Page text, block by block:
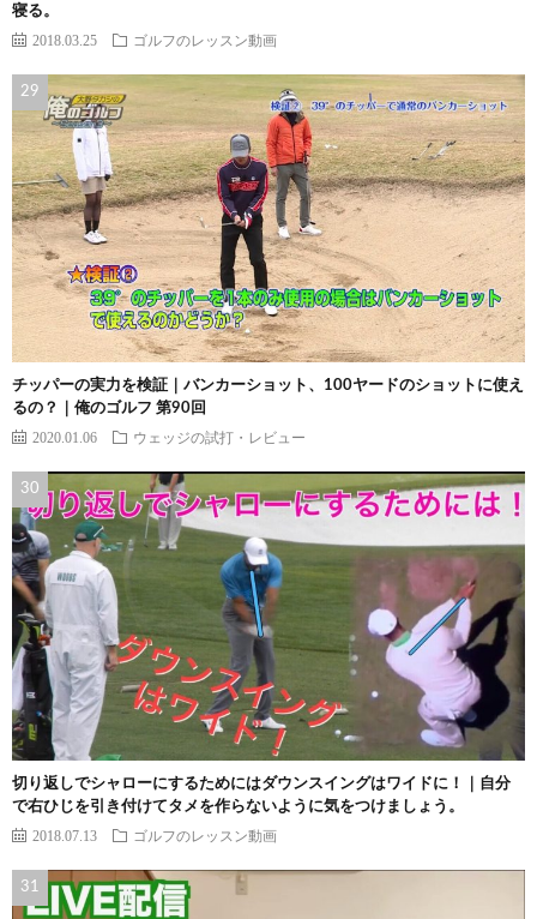
寝る。
2018.03.25 ゴルフのレッスン動画
チッパーの実力を検証｜バンカーショット、100ヤードのショットに使え
るの？｜俺のゴルフ 第90回
2020.01.06 ウェッジの試打・レビュー
切り返しでシャローにするためにはダウンスイングはワイドに！｜自分
で右ひじを引き付けてタメを作らないように気をつけましょう。
2018.07.13 ゴルフのレッスン動画